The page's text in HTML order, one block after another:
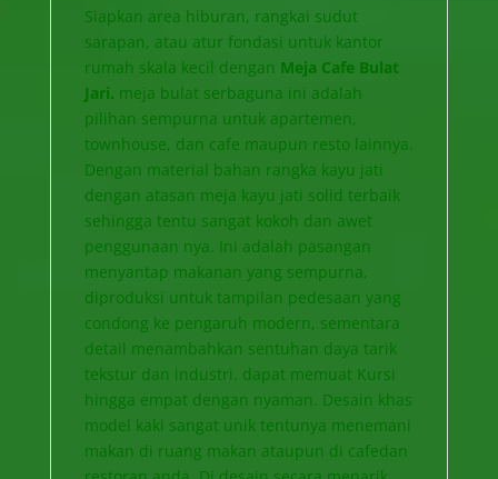
Siapkan area hiburan, rangkai sudut
sarapan, atau atur fondasi untuk kantor
rumah skala kecil dengan Meja Cafe Bulat
Jari. meja bulat serbaguna ini adalah
pilihan sempurna untuk apartemen,
townhouse, dan cafe maupun resto lainnya.
Dengan material bahan rangka kayu jati
dengan atasan meja kayu jati solid terbaik
sehingga tentu sangat kokoh dan awet
penggunaan nya. Ini adalah pasangan
menyantap makanan yang sempurna,
diproduksi untuk tampilan pedesaan yang
condong ke pengaruh modern, sementara
detail menambahkan sentuhan daya tarik
tekstur dan industri. dapat memuat Kursi
hingga empat dengan nyaman. Desain khas
model kaki sangat unik tentunya menemani
makan di ruang makan ataupun di cafedan